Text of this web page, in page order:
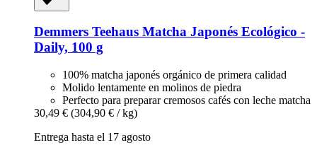
Demmers Teehaus Matcha Japonés Ecológico -​
Daily, 100 g
100% matcha japonés orgánico de primera calidad
Molido lentamente en molinos de piedra
Perfecto para preparar cremosos cafés con leche matcha
30,49 € (304,90 € / kg)
Entrega hasta el 17 agosto